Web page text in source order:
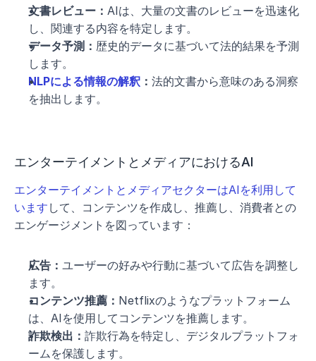
文書レビュー： AIは、大量の文書のレビューを迅速化
し、関連する内容を特定します。
データ予測： 歴史的データに基づいて法的結果を予測
します。
NLPによる情報の解釈 ： 法的文書から意味のある洞察
を抽出します。
エンターテイメントとメディアにおけるAI
エンターテイメントとメディアセクターはAIを利用して
います して、コンテンツを作成し、推薦し、消費者との
エンゲージメントを図っています：
広告： ユーザーの好みや行動に基づいて広告を調整し
ます。
コンテンツ推薦： Netflixのようなプラットフォーム
は、AIを使用してコンテンツを推薦します。
詐欺検出： 詐欺行為を特定し、デジタルプラットフォ
ームを保護します。